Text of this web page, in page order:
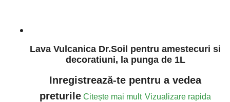
Lava Vulcanica Dr.Soil pentru amestecuri si
decoratiuni, la punga de 1L
Inregistrează-te pentru a vedea
preturile Citește mai mult Vizualizare rapida